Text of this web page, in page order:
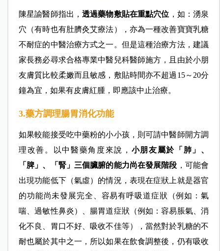
陳星諭醫師指出，透過藥物敷貼在重點穴位 ，如：湧泉
穴（有時也有肚臍灸艾療法），亦為一種改善寶寶乳糖
不耐症的中醫治療方式之一。但是這種治療方法，建議
家長務必尋求合格專業中醫兒科醫師施方，且由於小朋
友膚質比較柔嫩而且敏感，敷貼時間亦不超過15～20分
鐘為宜，如果有皮膚紅腫，即應該中止治療。
3.藥方調理腸胃消化功能
如果較能接受吃中藥粉的小小孩，則可請中醫師開方調
理改善。以中醫藥角度來說， 小朋友屬於「肺」、
「脾」、「腎」三個臟腑的能力尚在發展階段 ，可能會
出現功能低下（氣虛）的情況，表現在症狀上就是器官
的功能尚未發展完全、容易有呼吸道症狀（例如：氣
喘、過敏性鼻炎）、腸胃道症狀（例如：容易脹氣、消
化不良、胃口不好、吸收不佳等），當然對於乳糖的不
耐也屬於其中之一，所以如果在飲食調整後，仍有吸收